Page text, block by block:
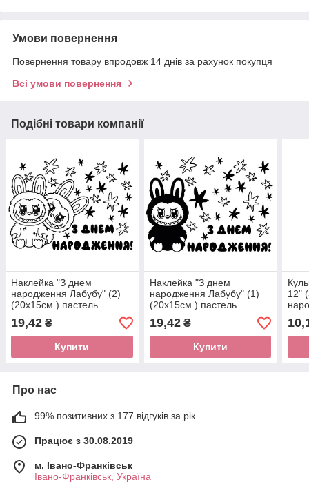
Умови повернення
Повернення товару впродовж 14 днів за рахунок покупця
Всі умови повернення
Подібні товари компанії
Наклейка "З днем
народження Лабубу" (2)
(20х15см.) пастель
19,42 ₴
Купити
Наклейка "З днем
народження Лабубу" (1)
(20х15см.) пастель
19,42₴
Купити
12"
шт)
Про нас
99% позитивних з 177 відгуків за рік
Працює з 30.08.2019
м. Івано-Франківськ
Івано-Франківськ, Україна